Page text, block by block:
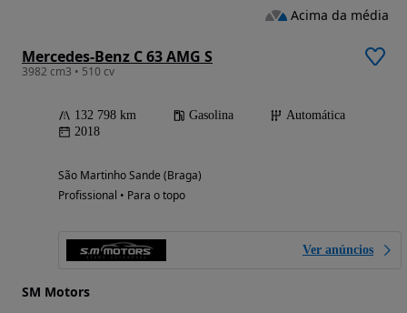
Mercedes-Benz C 63 AMG S
3982 cm3 • 510 cv
132 798 km Gasolina
Automática
2018
São Martinho Sande (Braga)
Profissional • Para o topo
Ver anúncios
SM Motors
Acima da média